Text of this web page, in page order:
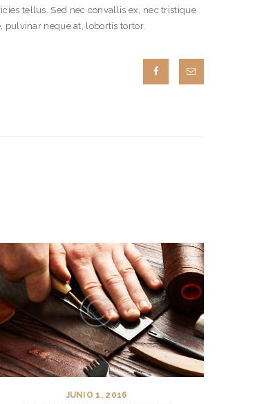
tellus. Sed nec convallis ex, nec tristique
neque at, lobortis tortor.
JUNIO 1, 2016